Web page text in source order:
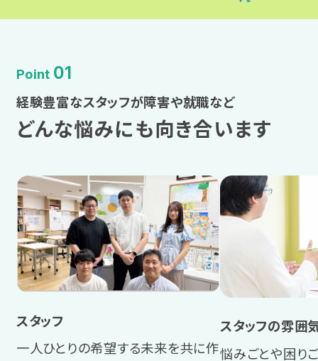
肢体不自由
内部障害
企業インタビュー
滋賀
広島
山口
香川
愛媛
Point 01
経験豊富なスタッフが障害や就職など
どんな悩みにも向き合います
スタッフ
一人ひとりの希望する未来を共に作
スタッフの雰囲
悩みごとや困り